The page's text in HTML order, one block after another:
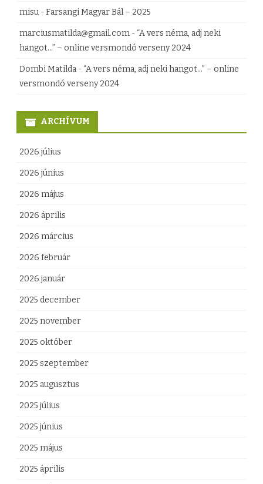
misu -Farsangi Magyar Bál – 2025
marciusmatilda@gmail.com - “A vers néma, adj neki
hangot…” – online versmondó verseny 2024
Dombi Matilda - “A vers néma, adj neki hangot…” – online
versmondó verseny 2024
ARCHÍVUM
2026 július
2026 június
2026 május
2026 április
2026 március
2026 február
2026 január
2025 december
2025 november
2025 október
2025 szeptember
2025 augusztus
2025 július
2025 június
2025 május
2025 április